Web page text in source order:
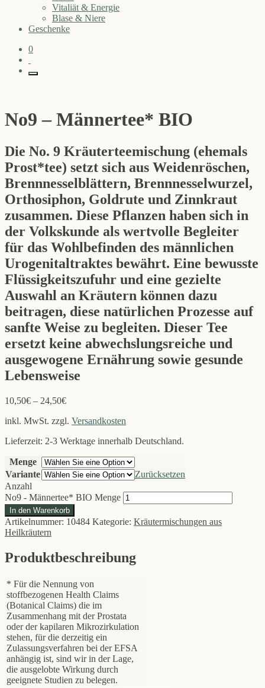
Vitaliät & Energie
Blase & Niere
Geschenke
0
No9 – Männertee* BIO
Die No. 9 Kräuterteemischung (ehemals
Prost*tee) setzt sich aus Weidenröschen,
Brennnesselblättern, Brennnesselwurzel,
Orthosiphon, Goldrute und Zinnkraut
zusammen. Diese Pflanzen haben sich in
der Volkskunde als wertvolle Begleiter
für das Wohlbefinden des männlichen
Urogenitaltraktes bewährt. Eine bewusste
Flüssigkeitszufuhr und eine gezielte
Auswahl an Kräutern können dazu
beitragen, diese natürlichen Prozesse auf
sanfte Weise zu begleiten. Dieser Tee
ersetzt keine abwechslungsreiche und
ausgewogene Ernährung sowie gesunde
Lebensweise
10,50€ – 24,50€
inkl. MwSt. zzgl. Versandkosten
Lieferzeit: 2-3 Werktage innerhalb Deutschland.
Menge
Variante
Zurücksetzen
Anzahl
No9 - Männertee* BIO Menge
In den Warenkorb
Artikelnummer: 10484 Kategorie: Kräutermischungen aus
Heilkräutern
Produktbeschreibung
* Für die Nennung von
stoffbezogenen Health Claims
(Botanical Claims) die im
Zusammenhang mit der Prostata
oder der kapilaren Mikrozirkulation
stehen, für die derzeitig ein
Zulassungsverfahren bei der EFSA
anhängig ist, sind wir in der Lage,
die ausgelobte Wirkung durch
geeignete Studien zu belegen.